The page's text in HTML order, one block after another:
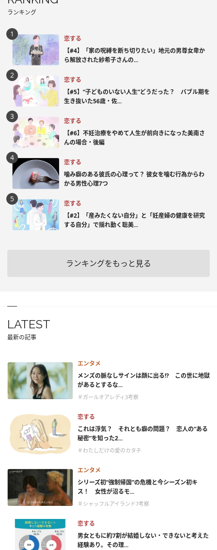
ランキング
恋する
【#4】「家の呪縛を断ち切りたい」地元の男尊女卑か
ら解放された紗希子さんの...
恋する
【#5】“子どものいない人生”どうだった？ バブル期を
生き抜いた56歳・佐...
恋する
【#6】不妊治療をやめて人生が前向きになった美南さ
んの場合・後編
恋する
噛み癖のある彼氏の心理って？ 彼女を噛む行為からわ
かる男性心理7つ
恋する
【#2】「産みたくない自分」と「妊産婦の健康を研究
する自分」で揺れ動く聡美...
ランキングをもっと見る
LATEST
最新の記事
エンタメ
メンズの脈なしサインは顔に出る!? この世に地獄
があるとするな...
＃ガールオアレディ3考察
恋する
これは浮気？ それとも癖の問題？ 恋人の“ある
秘密”を知った2...
＃わたしだけの愛のカタチ
エンタメ
シリーズ初“強制帰国”の危機と今シーズン初キ
ス！ 女性が沼るモ...
＃シャッフルアイランド7考察
恋する
男女ともに約7割が結婚しない・できないと考えた
経験あり。その理...